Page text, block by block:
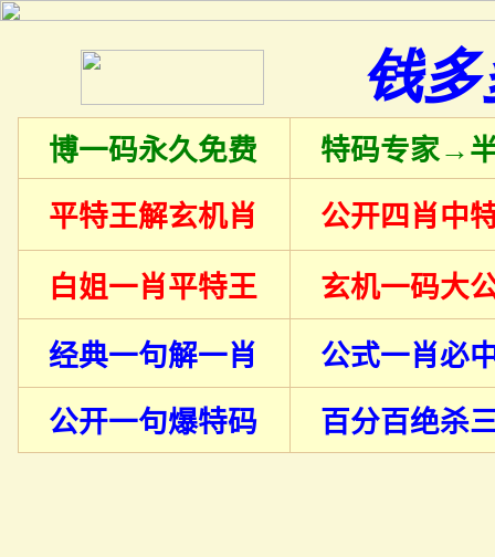
钱
博一码永久免费
特码专家→
平特王解玄机肖
公开四肖中
白姐一肖平特王 玄机一码大
经典一句解一肖
公式一肖必
公开一句爆特码
百分百绝杀